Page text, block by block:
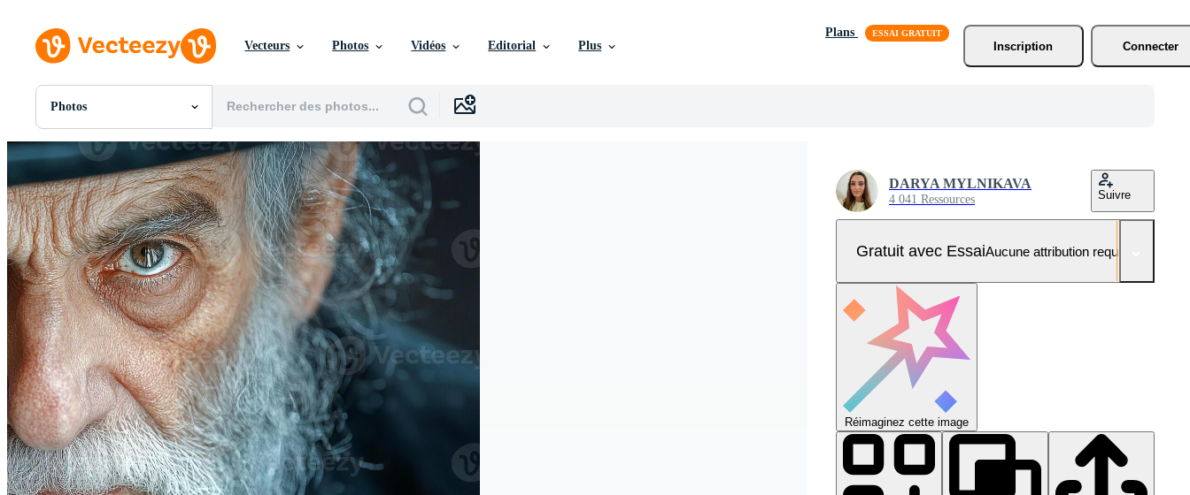
Vecteurs Photos Vidéos Editorial Plus
Plans
Inscription
Connecter
Photos
Toutes Images
Photos
PSDs
SVGs
Modèles
Vecteurs
Vidéos
Motion graphics
Images Éditoriales
Événements Éditoriaux
DARYA MYLNIKAVA
4 041 Ressources Suivre
Gratuit avec EssaiAucune attribution requise
Réimaginez cette image